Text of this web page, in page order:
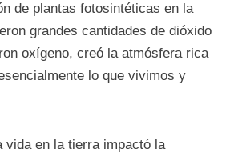
de plantas fotosintéticas en la
grandes cantidades de dióxido
oxígeno, creó la atmósfera rica
lo que vivimos y
vida en la tierra impactó la